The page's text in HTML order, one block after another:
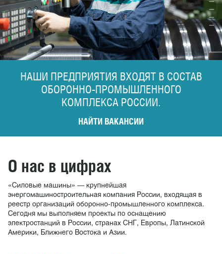
НАШИ ПРЕДПРИЯТИЯ ВХОДЯТ В СОСТАВ
ОБОРОННО-ПРОМЫШЛЕННОГО
КОМПЛЕКСА РОССИИ.
НАЙТИВАКАНСИИ
О нас в цифрах
«Силовые машины» — крупнейшая
энергомашиностроительная компания России, входящая в
реестр организаций оборонно-промышленного комплекса.
Сегодня мы выполняем проекты по оснащению
электростанций в России, странах СНГ, Европы, Латинской
Америки, Ближнего Востока и Азии.